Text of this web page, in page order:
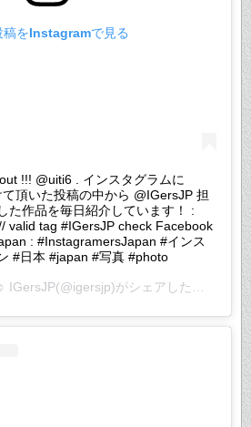
稿をInstagramで見る
!!! @uiti6 . インスタグラムに
頂いた投稿の中から @IGersJP 担
た作品を毎日紹介しています！ :
valid tag #IGersJP check Facebook
: #InstagramersJapan #インス
#日本 #japan #写真 #photo
IGersJP(@igersjp)がシェアした投稿 –